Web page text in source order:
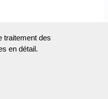
traitement des
en détail.